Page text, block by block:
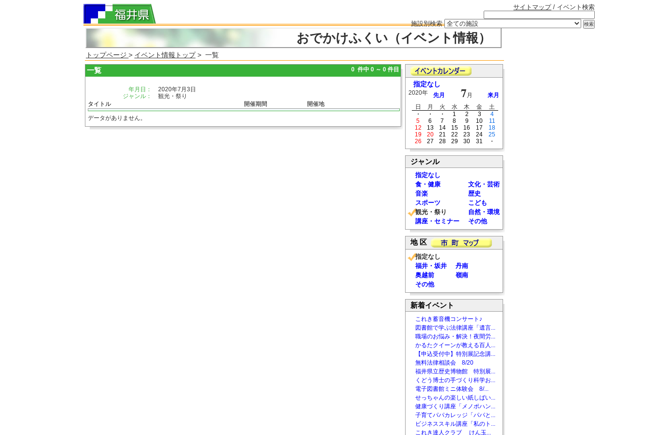
サイトマップ/ イベント検索
施設別検索
おでかけふくい（イベント情報）
トップページ > イベント情報トップ> 一覧
一覧 0 件中 0 ～ 0 件目
年月日：
2020年7月3日
ジャンル：
観光・祭り
タイトル
開催期間 開催地
データがありません。
指定なし
2020年 先月 7 月
来月
日
月 火 水 木 金
土
・
・ ・ 1 2 3
4
5
6 7 8 9 10
11
12
13 14 15 16 17
18
19
20 21 22 23 24
25
26
27 28 29 30 31 ・
ジャンル
指定なし
食・健康
文化・芸術
音楽
歴史
スポーツ
こども
観光・祭り
自然・環境
講座・セミナー
その他
地 区
指定なし
福井・坂井
丹南
奥越前
嶺南
その他
新着イベント
これき蓄音機コンサート♪
図書館で学ぶ法律講座「遺言...
職場のお悩み・解決！夜間労...
かるたクイーンが教える百人...
【申込受付中】特別展記念講...
無料法律相談会 8/20
福井県立歴史博物館 特別展...
くどう博士の手づくり科学お...
電子図書館ミニ体験会 8/...
せっちゃんの楽しい紙しばい...
健康づくり講座「メノポハン...
子育てパパカレッジ「パパと...
ビジネススキル講座「私のト...
これき達人クラブ けん玉...